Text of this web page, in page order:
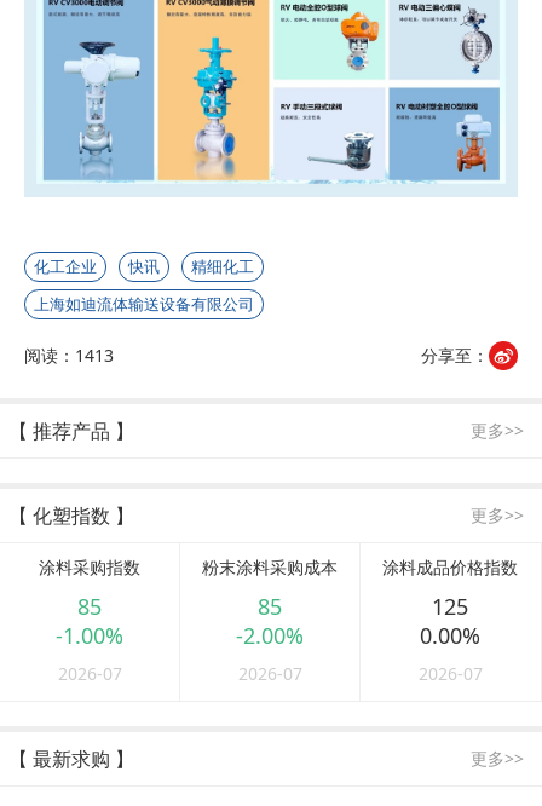
化工企业 快讯
精细化工
上海如迪流体输送设备有限公司
阅读：1413 分享至：
【 推荐产品 】 更多>>
【 化塑指数 】 更多>>
涂料采购指数
85
-1.00%
2026-07
粉末涂料采购成本
85
-2.00%
2026-07
涂料成品价格指数
125
0.00%
2026-07
【 最新求购 】 更多>>